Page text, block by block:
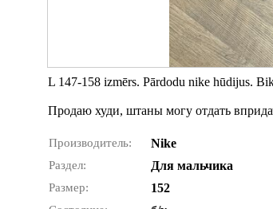
L 147-158 izmērs. Pārdodu nike hūdijus.
Продаю худи, штаны могу отдать
Производитель: Nike
Раздел: Для мальчика
Размер: 152